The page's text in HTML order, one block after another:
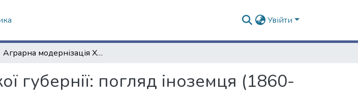
Увійти
Аграрна модернізація Харківської губернії: погляд іноземця (1860-ті рр.)
губернії: погляд іноземця (1860-